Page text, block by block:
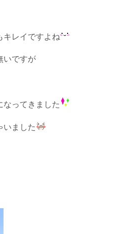
キレイですよね
いですが
なってきました
いました